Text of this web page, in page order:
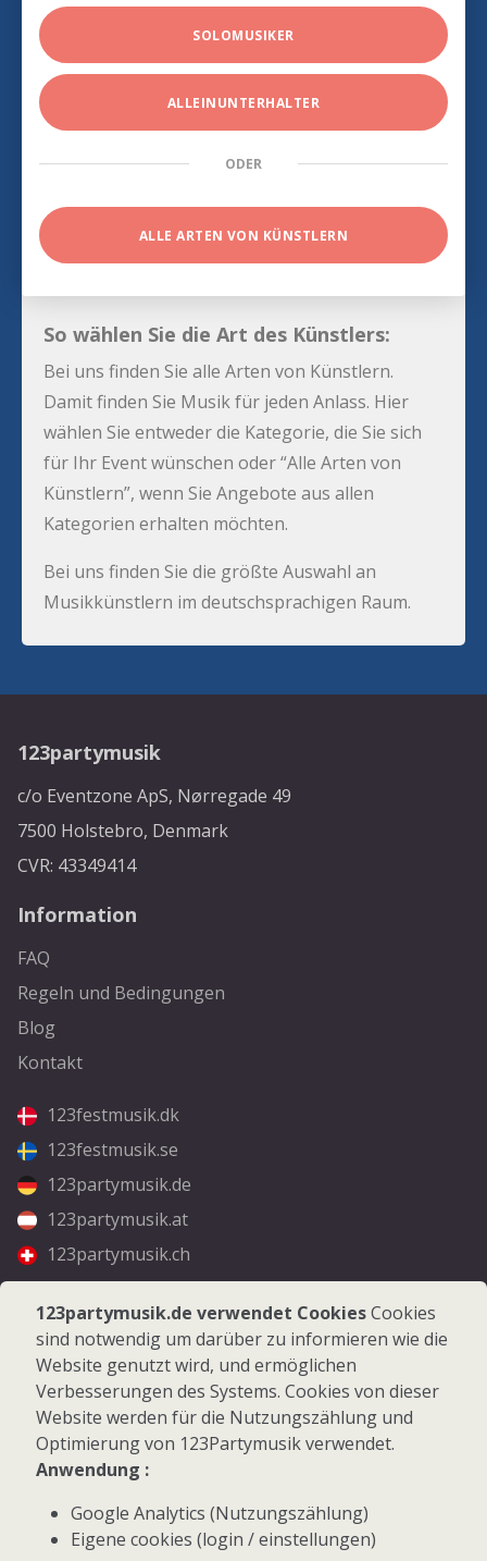
SOLOMUSIKER
ALLEINUNTERHALTER
ODER
ALLE ARTEN VON KÜNSTLERN
So wählen Sie die Art des Künstlers:
Bei uns finden Sie alle Arten von Künstlern.
Damit finden Sie Musik für jeden Anlass. Hier
wählen Sie entweder die Kategorie, die Sie sich
für Ihr Event wünschen oder “Alle Arten von
Künstlern”, wenn Sie Angebote aus allen
Kategorien erhalten möchten.
Bei uns finden Sie die größte Auswahl an
Musikkünstlern im deutschsprachigen Raum.
123partymusik
c/o Eventzone ApS, Nørregade 49
7500 Holstebro, Denmark
CVR: 43349414
Information
FAQ
Regeln und Bedingungen
Blog
Kontakt
123festmusik.dk
123festmusik.se
123partymusik.de
123partymusik.at
123partymusik.ch
Folgen Sie uns
Facebook
Instagram
© 2026 123Partymusik.de - Alle Rechte vorbehalten
123partymusik.de verwendet CookiesCookies
sind notwendig um darüber zu informieren wie die
Website genutzt wird, und ermöglichen
Verbesserungen des Systems. Cookies von dieser
Website werden für die Nutzungszählung und
Optimierung von 123Partymusik verwendet.
Anwendung :
Google Analytics (Nutzungszählung)
Eigene cookies (login / einstellungen)